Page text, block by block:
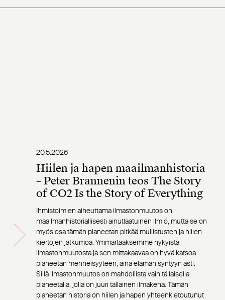
20.5.2026
Hiilen ja hapen maailmanhistoria
– Peter Brannenin teos The Story
of CO2 Is the Story of Everything
Ihmistoimien aiheuttama ilmastonmuutos on
maailmanhistoriallisesti ainutlaatuinen ilmiö, mutta se on
myös osa tämän planeetan pitkää mullistusten ja hiilen
kiertojen jatkumoa. Ymmärtääksemme nykyistä
ilmastonmuutosta ja sen mittakaavaa on hyvä katsoa
planeetan menneisyyteen, aina elämän syntyyn asti.
Sillä ilmastonmuutos on mahdollista vain tällaisella
planeetalla, jolla on juuri tällainen ilmakehä. Tämän
planeetan historia on hiilen ja hapen yhteenkietoutunut